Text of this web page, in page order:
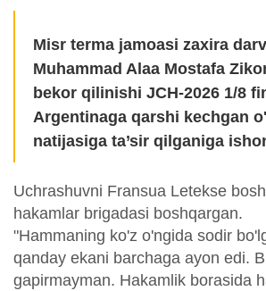
Misr terma jamoasi zaxira
Muhammad Alaa Mostafa
bekor qilinishi JCH-2026 1/8
Argentinaga qarshi kechgan
natijasiga ta’sir qilganiga
Uchrashuvni Fransua Letekse
hakamlar brigadasi boshqargan.
"Hammaning ko'z o'ngida sodir
qanday ekani barchaga ayon edi.
gapirmayman. Hakamlik borasida